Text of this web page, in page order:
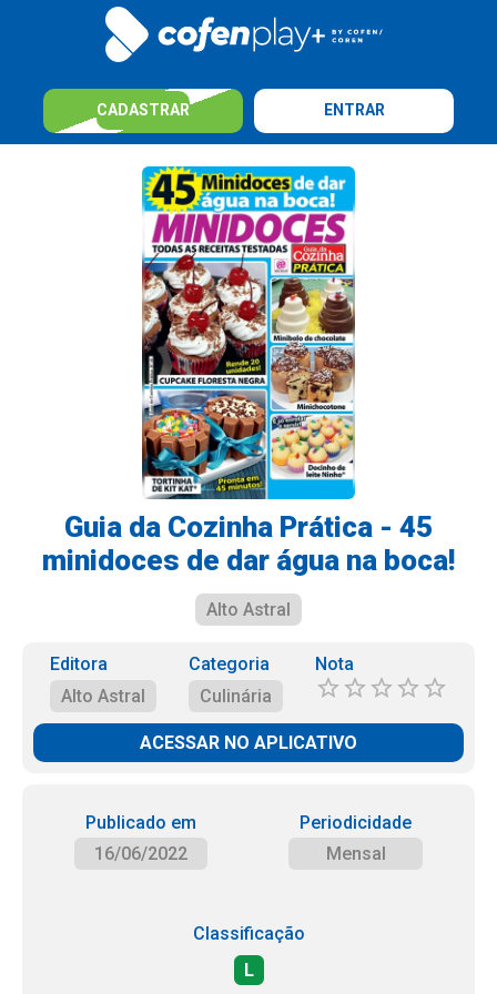
CADASTRAR ENTRAR
Guia da Cozinha Prática - 45
minidoces de dar água na boca!
Alto Astral
Editora
Alto Astral
Categoria
Culinária
Nota
ACESSAR NO APLICATIVO
Publicado em
16/06/2022
Periodicidade
Mensal
Classificação
L